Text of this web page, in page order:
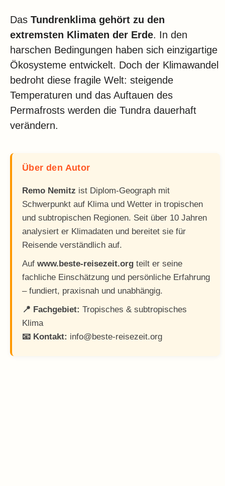
Das Tundrenklima gehört zu den
extremsten Klimaten der Erde. In den
harschen Bedingungen haben sich einzigartige
Ökosysteme entwickelt. Doch der Klimawandel
bedroht diese fragile Welt: steigende
Temperaturen und das Auftauen des
Permafrosts werden die Tundra dauerhaft
verändern.
Über den Autor
Remo Nemitz ist Diplom-Geograph mit
Schwerpunkt auf Klima und Wetter in tropischen
und subtropischen Regionen. Seit über 10 Jahren
analysiert er Klimadaten und bereitet sie für
Reisende verständlich auf.
Auf www.beste-reisezeit.org teilt er seine
fachliche Einschätzung und persönliche Erfahrung
– fundiert, praxisnah und unabhängig.
📍 Fachgebiet: Tropisches & subtropisches
Klima
📧 Kontakt: info@beste-reisezeit.org